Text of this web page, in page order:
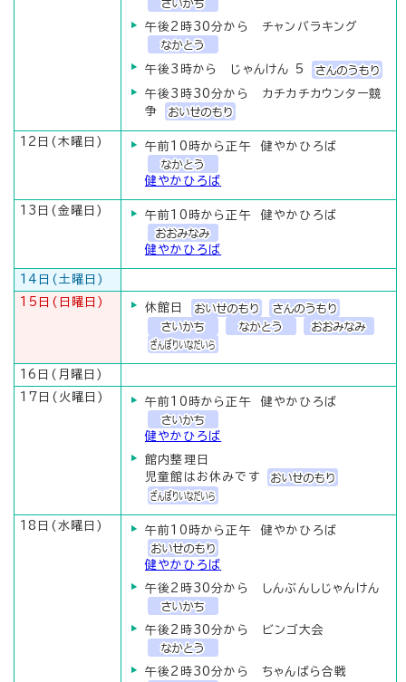
午後2時30分から チャンバラキング
午後3時から じゃんけん 5
午後3時30分から カチカチカウンター競
争
12日(木曜日) 午前10時から正午 健やかひろば
健やかひろば
13日(金曜日) 午前10時から正午 健やかひろば
健やかひろば
14日(土曜日)
15日(日曜日)
休館日
16日(月曜日)
17日(火曜日)
午前10時から正午 健やかひろば
健やかひろば
館内整理日
児童館はお休みです
18日(水曜日) 午前10時から正午 健やかひろば
健やかひろば
午後2時30分から しんぶんしじゃんけん
午後2時30分から ビンゴ大会
午後2時30分から ちゃんばら合戦